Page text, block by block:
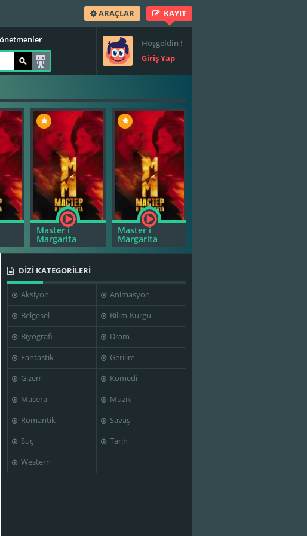
ARAÇLAR KAYIT
Hoşgeldin !
Giriş Yap
Master i
Margarita
Master i
Margarita
DİZİ KATEGORİLERİ
Aksiyon
Animasyon
Belgesel
Bilim-Kurgu
Biyografi
Dram
Fantastik
Gerilim
Gizem
Komedi
Macera
Müzik
Romantik
Savaş
Suç
Tarih
Western